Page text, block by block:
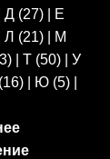
Д (27)
Е
Л (21)
М
Т (50)
У
(16) Ю (5)